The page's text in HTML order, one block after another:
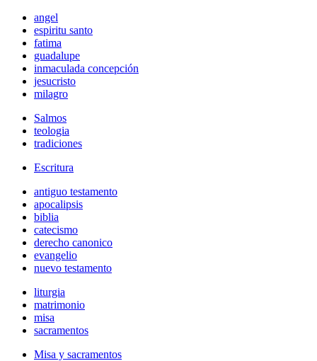
angel
espiritu santo
fatima
guadalupe
inmaculada concepción
jesucristo
milagro
Salmos
teologia
tradiciones
Escritura
antiguo testamento
apocalipsis
biblia
catecismo
derecho canonico
evangelio
nuevo testamento
liturgia
matrimonio
misa
sacramentos
Misa y sacramentos